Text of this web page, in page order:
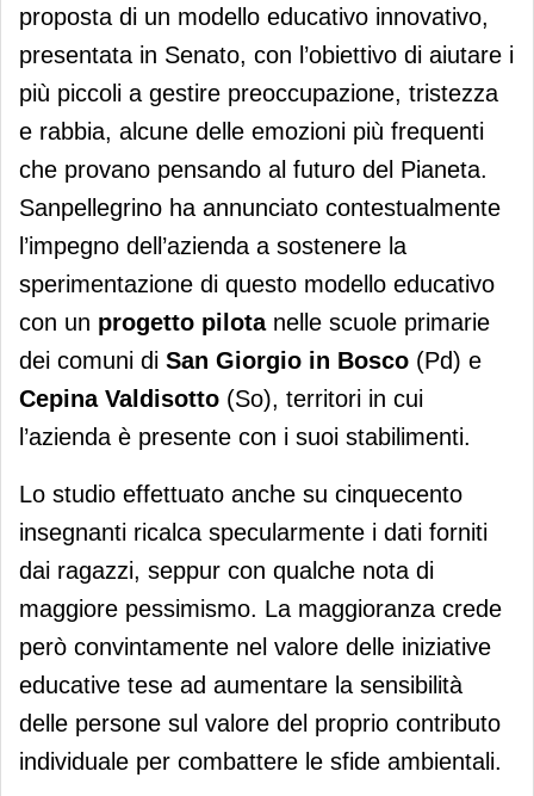
proposta di un modello educativo innovativo,
presentata in Senato, con l’obiettivo di aiutare i
più piccoli a gestire preoccupazione, tristezza
e rabbia, alcune delle emozioni più frequenti
che provano pensando al futuro del Pianeta.
Sanpellegrino ha annunciato contestualmente
l’impegno dell’azienda a sostenere la
sperimentazione di questo modello educativo
con un progetto pilotanelle scuole primarie
dei comuni di San Giorgio in Bosco (Pd) e
Cepina Valdisotto (So), territori in cui
l’azienda è presente con i suoi stabilimenti.
Lo studio effettuato anche su cinquecento
insegnanti ricalca specularmente i dati forniti
dai ragazzi, seppur con qualche nota di
maggiore pessimismo. La maggioranza crede
però convintamente nel valore delle iniziative
educative tese ad aumentare la sensibilità
delle persone sul valore del proprio contributo
individuale per combattere le sfide ambientali.